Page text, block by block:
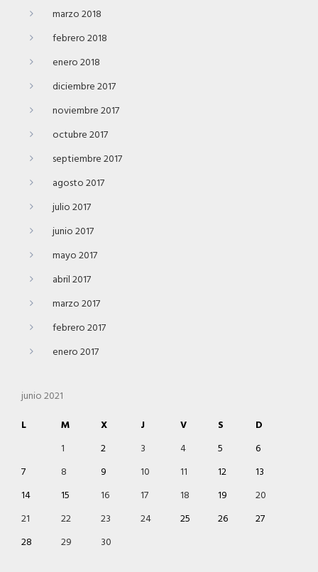
marzo 2018
febrero 2018
enero 2018
diciembre 2017
noviembre 2017
octubre 2017
septiembre 2017
agosto 2017
julio 2017
junio 2017
mayo 2017
abril 2017
marzo 2017
febrero 2017
enero 2017
junio 2021
L
M X J V S
D
1
2 3 4 5
6
7
8 9 10 11 12
13
14
15 16 17 18 19
20
21
22 23 24 25 26
27
28
29 30